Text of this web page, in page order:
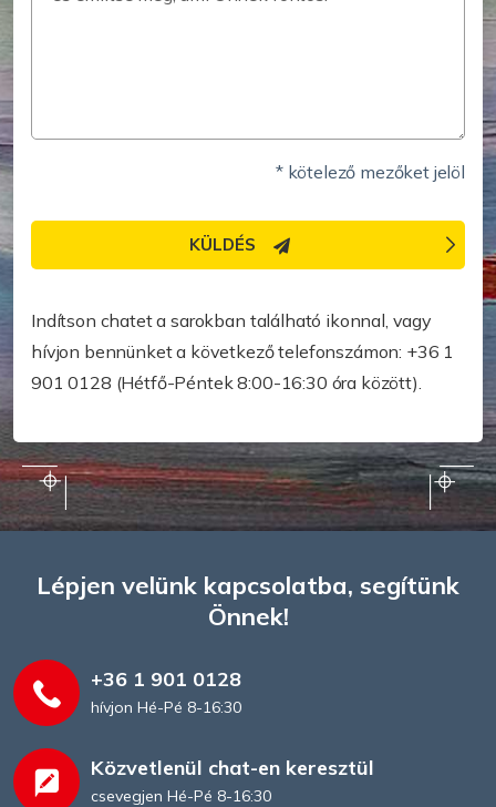
* kötelező mezőket jelöl
Indítson chatet a sarokban található ikonnal, vagy
hívjon bennünket a következő telefonszámon: +36 1
901 0128 (Hétfő-Péntek 8:00-16:30 óra között).
KÜLDÉS
Lépjen velünk kapcsolatba, segítünk
Önnek!
+36 1 901 0128
hívjon Hé-Pé 8-16:30
Közvetlenül chat-en keresztül
csevegjen Hé-Pé 8-16:30